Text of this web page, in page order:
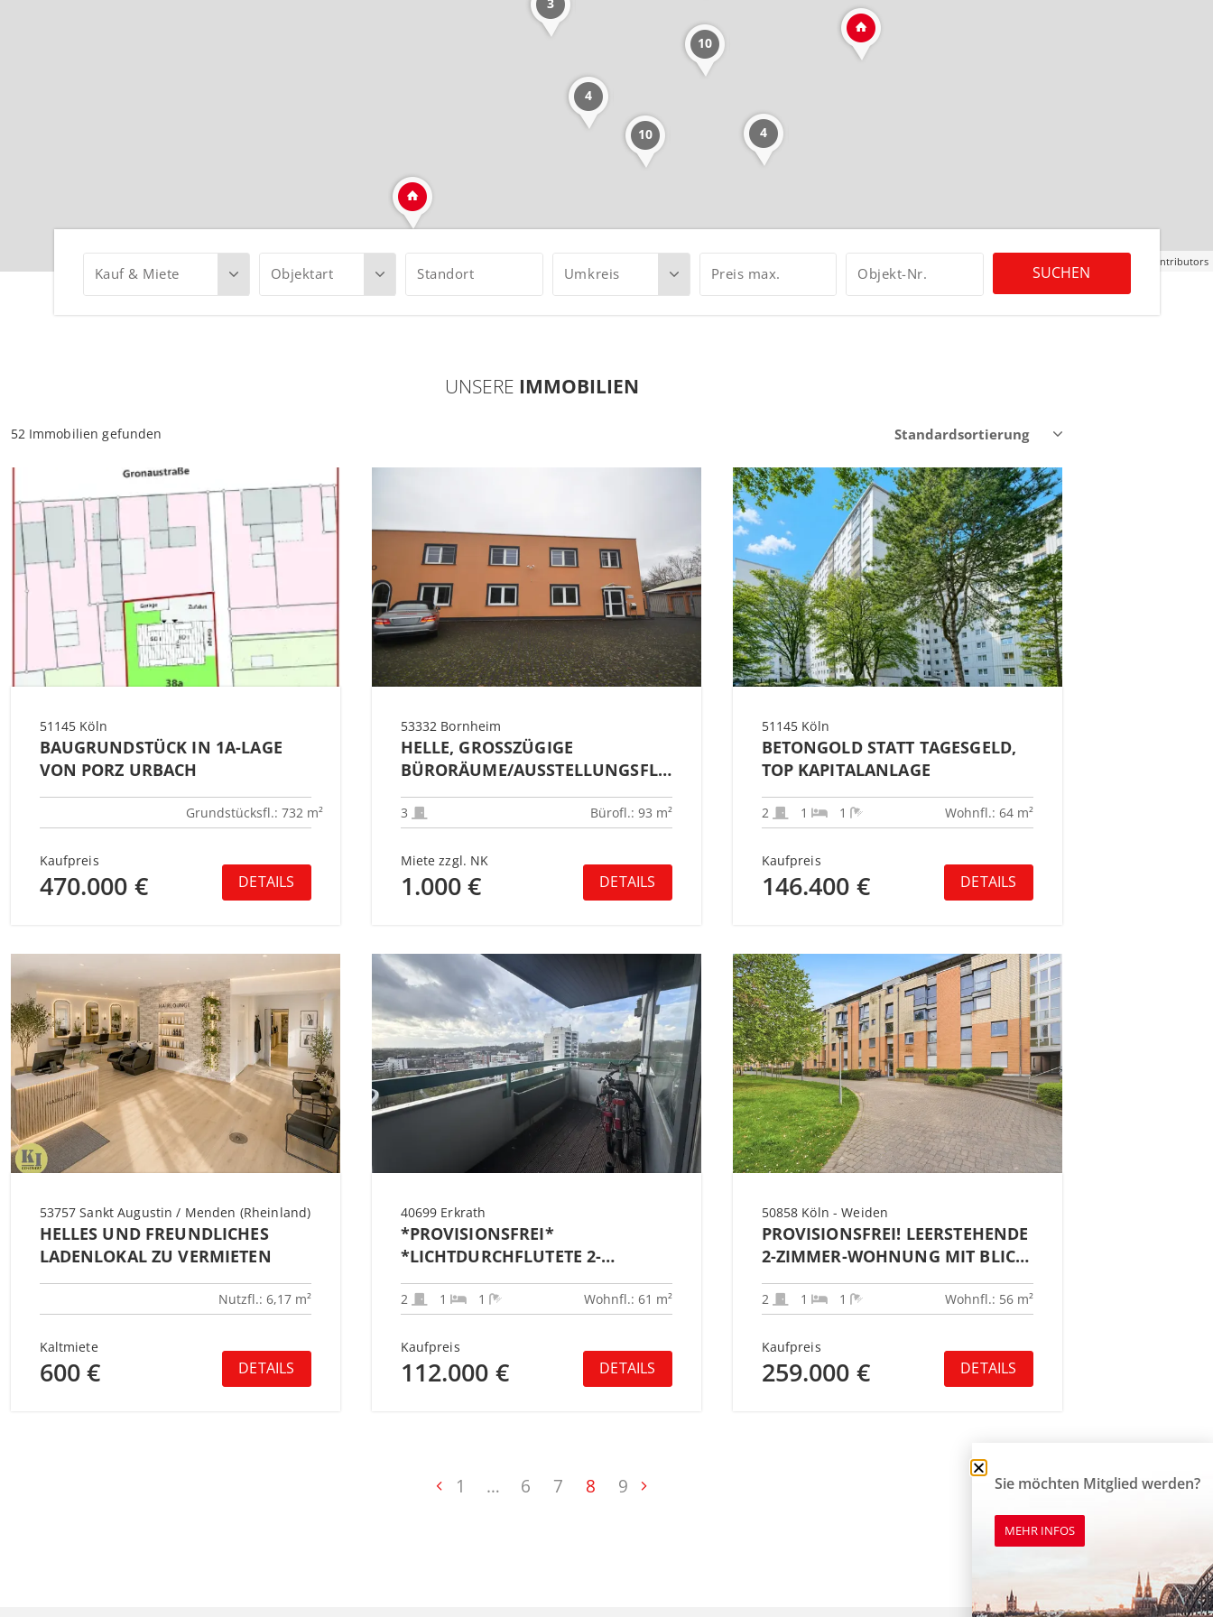
2
4
10
10
4
contributors
Kauf & Miete Objektart Standort Umkreis Preis max. Objekt-Nr. SUCHEN
UNSERE IMMOBILIEN
52 Immobilien gefunden
51145 Köln
BAUGRUNDSTÜCK IN 1A-LAGE
VON PORZ URBACH
Grundstücksfl.: 732 m²
Kaufpreis
470.000 € DETAILS
53332 Bornheim
HELLE, GROSSZÜGIGE B
ÜRORÄUME/AUSSTELLUNGSFLÄCHE I
M GEWERBEGEBIET SECHTEM
3 Bürofl.: 93 m²
Miete zzgl. NK
1.000 € DETAILS
51145 Köln
BETONGOLD STATT TAGESGELD,
TOP KAPITALANLAGE
2 1 1 Wohnfl.: 64 m²
Kaufpreis
146.400 € DETAILS
53757 Sankt Augustin / Menden (Rheinland)
HELLES UND FREUNDLICHES
LADENLOKAL ZU VERMIETEN
Nutzfl.: 6,17 m²
Kaltmiete
600 € DETAILS
40699 Erkrath
*PROVISIONSFREI*
*LICHTDURCHFLUTETE 2-
ZIMMER-WOHNUNG MIT
BALKON AM STADTWEIHER;
2 1 1 Wohnfl.: 61 m²
Kaufpreis
112.000 € DETAILS
50858 Köln - Weiden
PROVISIONSFREI! LEERSTEHENDE
2-ZIMMER-WOHNUNG MIT BLICK
INS GRÜNE & TG-STELLPLATZ
2 1 1 Wohnfl.: 56 m²
Kaufpreis
259.000 € DETAILS
1 … 6 7 8 9 Sie möchten Mitglied werden?
MEHR INFOS